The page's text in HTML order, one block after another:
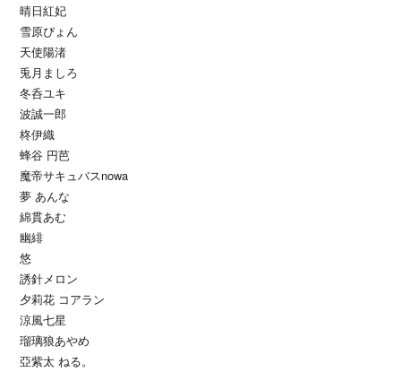
晴日紅妃
雪原ぴょん
天使陽渚
兎月ましろ
冬呑ユキ
波誠一郎
柊伊織
蜂谷 円芭
魔帝サキュバスnowa
夢 あんな
綿貫あむ
幽緋
悠
誘針メロン
夕莉花 コアラン
涼風七星
瑠璃狼あやめ
亞紫太 ねる。